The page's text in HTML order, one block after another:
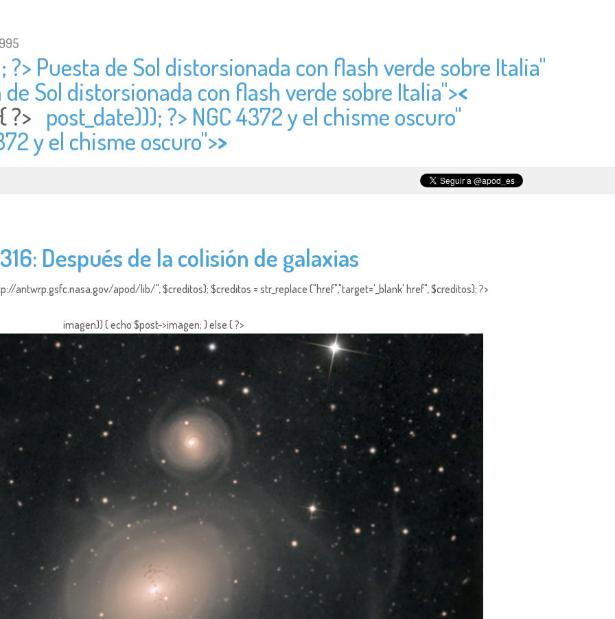
?> Puesta de Sol distorsionada con flash verde sobre Italia"
Sol distorsionada con flash verde sobre Italia"><
?> post_date))); ?> NGC 4372 y el chisme oscuro"
y el chisme oscuro">>
Después de la colisión de galaxias
antwrp.gsfc.nasa.gov/apod/lib/", $creditos); $creditos = str_replace ("href","target='_blank' href", $creditos); ?>
imagen)) { echo $post->imagen; } else { ?>